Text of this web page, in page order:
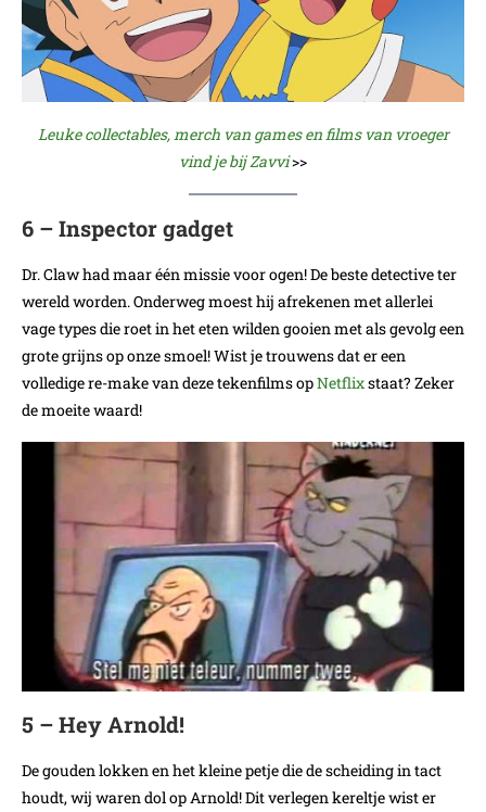
Leuke collectables, merch van games en films van vroeger
vind je bij Zavvi>>
6 – Inspector gadget
Dr. Claw had maar één missie voor ogen! De beste detective ter
wereld worden. Onderweg moest hij afrekenen met allerlei
vage types die roet in het eten wilden gooien met als gevolg een
grote grijns op onze smoel! Wist je trouwens dat er een
volledige re-make van deze tekenfilms opNetflixstaat? Zeker
de moeite waard!
5 – Hey Arnold!
De gouden lokken en het kleine petje die de scheiding in tact
houdt, wij waren dol op Arnold! Dit verlegen kereltje wist er